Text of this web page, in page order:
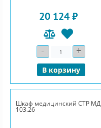
20 124 ₽
- Количество+
В корзину
Шкаф медицинский СТР МД
103.26